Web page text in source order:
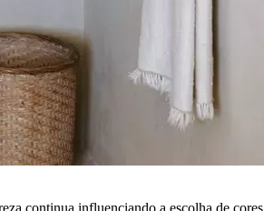
continua influenciando a escolha de cores.